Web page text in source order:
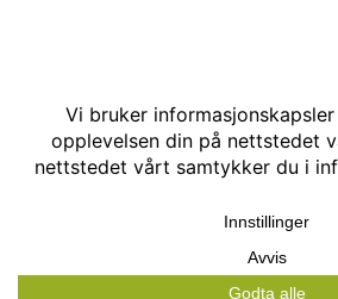
Hjemmesidehelten